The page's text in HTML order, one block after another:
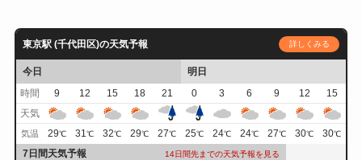
東京駅 (千代田区)の天気予報 詳しくみる
今日
明日
時間
9 12 15 18 21 0 3 6 9 12
15
天気
気温 29℃ 31℃ 32℃ 29℃ 27℃ 25℃ 24℃ 24℃ 27℃ 30℃ 30℃
7日間天気予報 14日間先までの天気予報を見る